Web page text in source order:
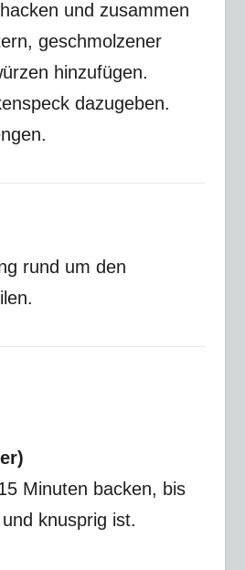
und zusammen
geschmolzener
hinzufügen.
dazugeben.
rund um den
Minuten backen, bis
knusprig ist.